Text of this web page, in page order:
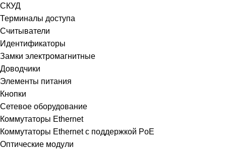
СКУД
Терминалы доступа
Считыватели
Идентификаторы
Замки электромагнитные
Доводчики
Элементы питания
Кнопки
Сетевое оборудование
Коммутаторы Ethernet
Коммутаторы Ethernet с поддержкой PoE
Оптические модули